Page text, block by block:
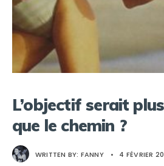
L’objectif serait
que le chemin ?
WRITTEN BY: FANNY • 4 FÉVRIER